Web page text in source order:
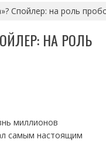
Спойлер: на роль
НА РОЛЬ
миллионов
самым настоящим